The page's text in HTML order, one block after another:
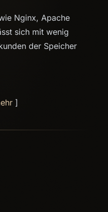
Nginx, Apache
sich mit wenig
der Speicher
]